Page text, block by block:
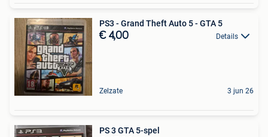
PS3 - Grand Theft Auto 5 - GTA 5
€ 4,00 Details
Zelzate 3 jun 26
PS 3 GTA 5-spel